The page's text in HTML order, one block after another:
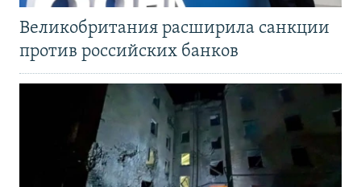
Великобритания расширила санкции
против российских банков